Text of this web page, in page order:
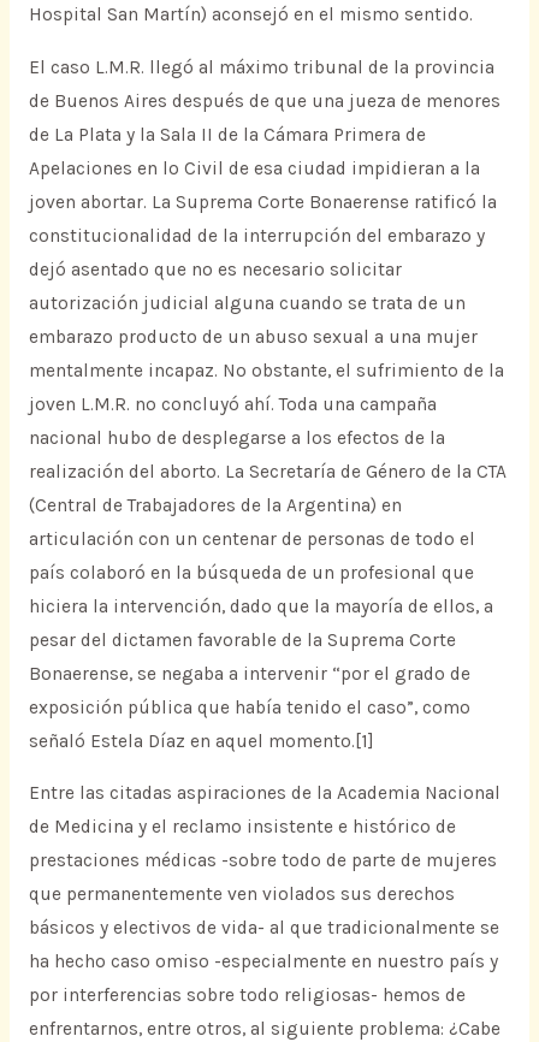
Hospital San Martín) aconsejó en el mismo sentido.
El caso L.M.R. llegó al máximo tribunal de la provincia
de Buenos Aires después de que una jueza de menores
de La Plata y la Sala II de la Cámara Primera de
Apelaciones en lo Civil de esa ciudad impidieran a la
joven abortar. La Suprema Corte Bonaerense ratificó la
constitucionalidad de la interrupción del embarazo y
dejó asentado que no es necesario solicitar
autorización judicial alguna cuando se trata de un
embarazo producto de un abuso sexual a una mujer
mentalmente incapaz. No obstante, el sufrimiento de la
joven L.M.R. no concluyó ahí. Toda una campaña
nacional hubo de desplegarse a los efectos de la
realización del aborto. La Secretaría de Género de la CTA
(Central de Trabajadores de la Argentina) en
articulación con un centenar de personas de todo el
país colaboró en la búsqueda de un profesional que
hiciera la intervención, dado que la mayoría de ellos, a
pesar del dictamen favorable de la Suprema Corte
Bonaerense, se negaba a intervenir “por el grado de
exposición pública que había tenido el caso”, como
señaló Estela Díaz en aquel momento.[1]
Entre las citadas aspiraciones de la Academia Nacional
de Medicina y el reclamo insistente e histórico de
prestaciones médicas -sobre todo de parte de mujeres
que permanentemente ven violados sus derechos
básicos y electivos de vida- al que tradicionalmente se
ha hecho caso omiso -especialmente en nuestro país y
por interferencias sobre todo religiosas- hemos de
enfrentarnos, entre otros, al siguiente problema: ¿Cabe